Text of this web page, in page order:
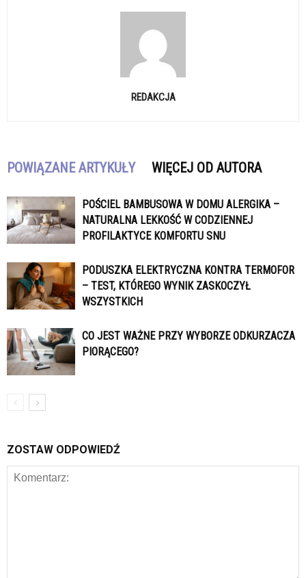
REDAKCJA
POWIĄZANE ARTYKUŁY WIĘCEJ OD AUTORA
POŚCIEL BAMBUSOWA W DOMU ALERGIKA –
NATURALNA LEKKOŚĆ W CODZIENNEJ
PROFILAKTYCE KOMFORTU SNU
PODUSZKA ELEKTRYCZNA KONTRA TERMOFOR
– TEST, KTÓREGO WYNIK ZASKOCZYŁ
WSZYSTKICH
CO JEST WAŻNE PRZY WYBORZE ODKURZACZA
PIORĄCEGO?
ZOSTAW ODPOWIEDŹ